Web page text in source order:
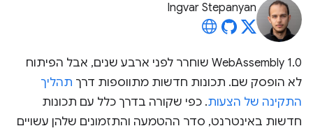
Ingvar Stepanyan
WebAssembly 1.0 שוחרר לפני ארבע שנים, אבל הפיתוח
לא הופסק שם. תכונות חדשות מתווספות דרך תהליך
התקינה של הצעות. כפי שקורה בדרך כלל עם תכונות
חדשות באינטרנט, סדר ההטמעה והתזמונים שלהן עשויים